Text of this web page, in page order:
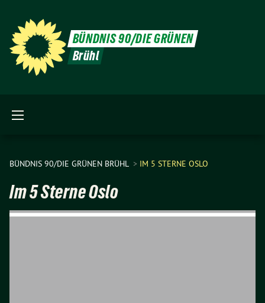
BÜNDNIS 90/DIE GRÜNEN
Brühl
BÜNDNIS 90/DIE GRÜNEN BRÜHL IM 5 STERNE OSLO
Im 5 Sterne Oslo